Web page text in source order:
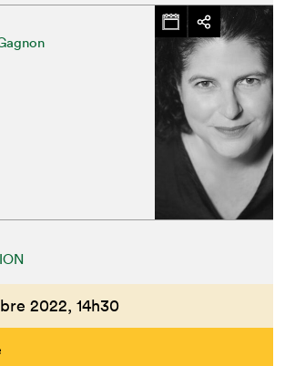
2022, 14h30